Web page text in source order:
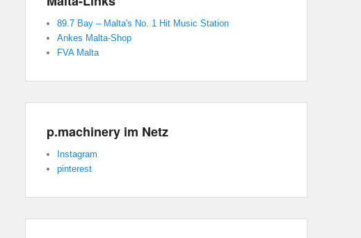
89.7 Bay – Malta's No. 1 Hit Music Station
Ankes Malta-Shop
FVA Malta
p.machinery im Netz
Instagram
pinterest